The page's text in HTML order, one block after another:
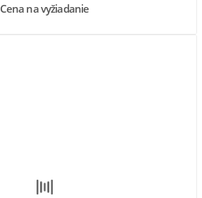
Cena na vyžiadanie